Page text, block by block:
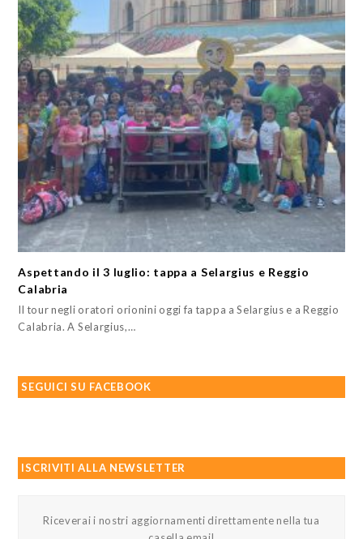
Aspettando il 3 luglio: tappa a Selargius e Reggio
Calabria
Il tour negli oratori orionini oggi fa tappa a Selargius e a Reggio
Calabria. A Selargius,…
SEGUICI SU FACEBOOK
ISCRIVITI ALLA NEWSLETTER
Riceverai i nostri aggiornamenti direttamente nella tua